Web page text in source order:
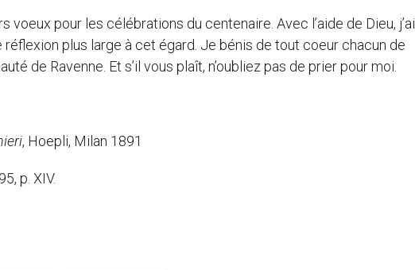
pour les célébrations du centenaire. Avec l’aide de Dieu, j’ai
réflexion plus large à cet égard. Je bénis de tout coeur chacun de
de Ravenne. Et s’il vous plaît, n’oubliez pas de prier pour moi.
, Hoepli, Milan 1891
p. XIV.